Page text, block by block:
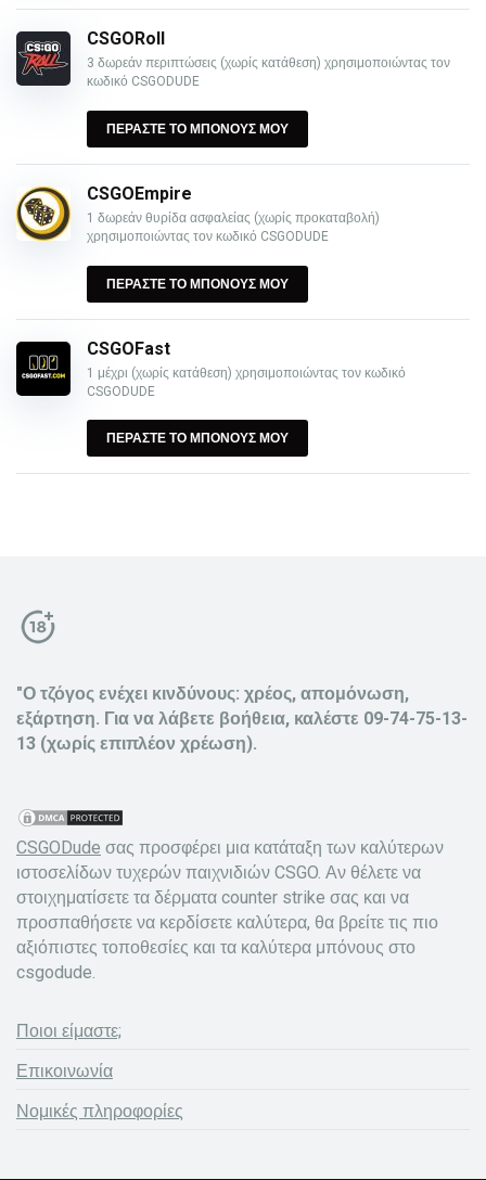
CSGORoll
3 δωρεάν περιπτώσεις (χωρίς κατάθεση) χρησιμοποιώντας τον
κωδικό CSGODUDE
ΠΕΡΑΣΤΕ ΤΟ ΜΠΟΝΟΥΣ ΜΟΥ
CSGOEmpire
1 δωρεάν θυρίδα ασφαλείας (χωρίς προκαταβολή)
χρησιμοποιώντας τον κωδικό CSGODUDE
ΠΕΡΑΣΤΕ ΤΟ ΜΠΟΝΟΥΣ ΜΟΥ
CSGOFast
1 μέχρι (χωρίς κατάθεση) χρησιμοποιώντας τον κωδικό
CSGODUDE
ΠΕΡΑΣΤΕ ΤΟ ΜΠΟΝΟΥΣ ΜΟΥ
"Ο τζόγος ενέχει κινδύνους: χρέος, απομόνωση,
εξάρτηση. Για να λάβετε βοήθεια, καλέστε 09-74-75-13-
13 (χωρίς επιπλέον χρέωση).
CSGODude σας προσφέρει μια κατάταξη των καλύτερων
ιστοσελίδων τυχερών παιχνιδιών CSGO. Αν θέλετε να
στοιχηματίσετε τα δέρματα counter strike σας και να
προσπαθήσετε να κερδίσετε καλύτερα, θα βρείτε τις πιο
αξιόπιστες τοποθεσίες και τα καλύτερα μπόνους στο
csgodude.
Ποιοι είμαστε;
Επικοινωνία
Νομικές πληροφορίες